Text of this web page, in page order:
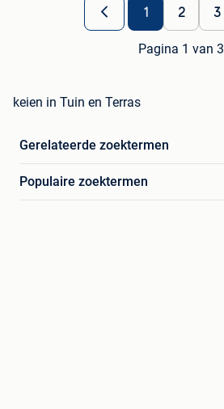
1 2 3
Pagina 1 van 3
keien in Tuin en Terras
Gerelateerde zoektermen
Populaire zoektermen